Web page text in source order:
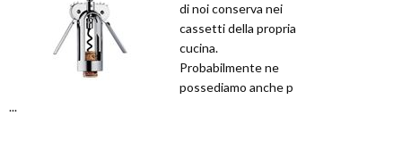
di noi conserva nei
cassetti della propria
cucina.
Probabilmente ne
possediamo anche p
...